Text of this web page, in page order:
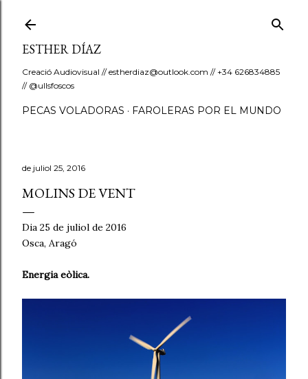
ESTHER DÍAZ
Creació Audiovisual // estherdiaz@outlook.com // +34 626834885
// @ullsfoscos
PECAS VOLADORAS FAROLERAS POR EL MUNDO
de juliol 25, 2016
MOLINS DE VENT
Dia 25 de juliol de 2016
Osca, Aragó
Energia eòlica.